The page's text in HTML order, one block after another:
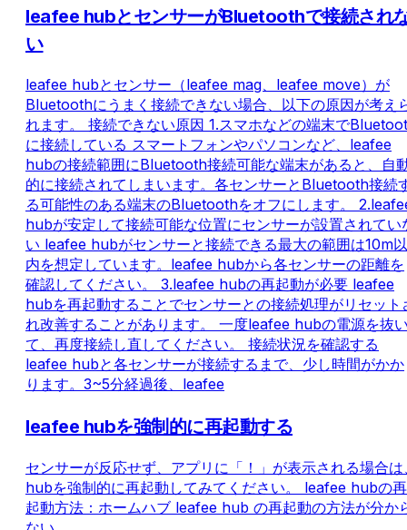
leafee hubとセンサーがBluetoothで接続され
い
leafee hubとセンサー（leafee mag、leafee move）が
Bluetoothにうまく接続できない場合、以下の原因が考え
れます。 接続できない原因 1.スマホなどの端末で
に接続している スマートフォンやパソコンなど、leafee
hubの接続範囲にBluetooth接続可能な端末があると、自
的に接続されてしまいます。各センサーとBluetooth接続
る可能性のある端末のBluetoothをオフにします。
hubが安定して接続可能な位置にセンサーが設置されてい
い leafee hubがセンサーと接続できる最大の範囲は10m以
内を想定しています。leafee hubから各センサーの距離を
確認してください。 3.leafee hubの再起動が必要 leafee
hubを再起動することでセンサーとの接続処理がリセット
れ改善することがあります。 一度leafee hubの電源を抜
て、再度接続し直してください。 接続状況を確認する
leafee hubと各センサーが接続するまで、少し時間がかか
ります。3~5分経過後、leafee
leafee hubを強制的に再起動する
センサーが反応せず、アプリに「！」が表示される場合は
hubを強制的に再起動してみてください。 leafee hubの再
起動方法：ホームハブ leafee hub の再起動の方法が分か